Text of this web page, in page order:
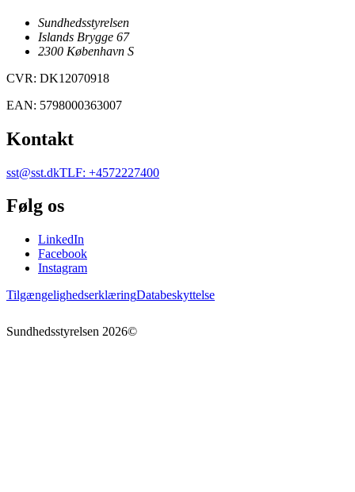
Sundhedsstyrelsen
Islands Brygge 67
2300 København S
CVR: DK12070918
EAN: 5798000363007
Kontakt
sst@sst.dkTLF: +4572227400
Følg os
LinkedIn
Facebook
Instagram
TilgængelighedserklæringDatabeskyttelse
Sundhedsstyrelsen 2026©